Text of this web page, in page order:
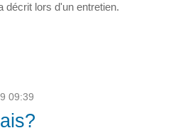
décrit lors d'un entretien.
09:39